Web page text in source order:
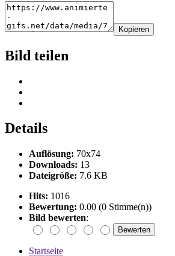
Kopieren
Bild teilen
Details
Auflösung: 70x74
Downloads: 13
Dateigröße: 7.6 KB
Hits: 1016
Bewertung: 0.00 (0 Stimme(n))
Bild bewerten:
Startseite